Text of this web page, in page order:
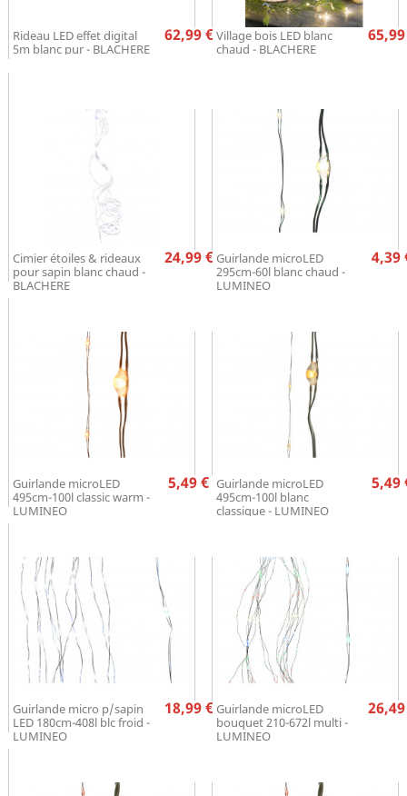
Rideau LED effet digital
5m blanc pur - BLACHERE
Prix
62,99 € Village bois LED blanc
chaud - BLACHERE
Cimier étoiles & rideaux
pour sapin blanc chaud -
BLACHERE
Prix
24,99 € Guirlande microLED
295cm-60l blanc chaud -
LUMINEO
4,39
Guirlande microLED
495cm-100l classic warm -
LUMINEO
Prix
5,49 € Guirlande microLED
495cm-100l blanc
classique - LUMINEO
5,49
Guirlande micro p/sapin
LED 180cm-408l blc froid -
LUMINEO
Prix
18,99 € Guirlande microLED
bouquet 210-672l multi -
LUMINEO